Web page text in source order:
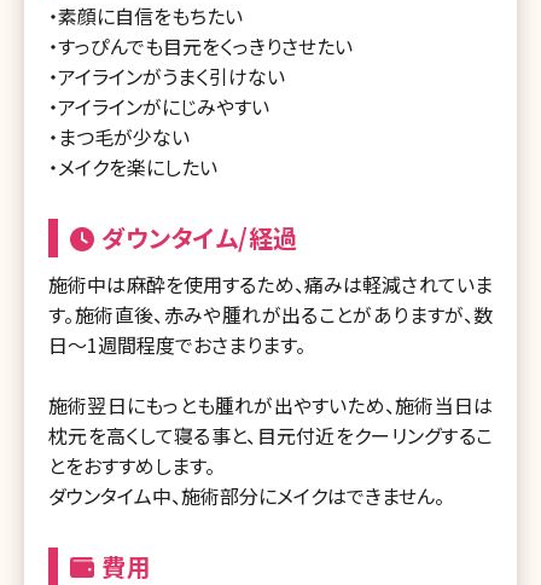
・素顔に自信をもちたい
・すっぴんでも目元をくっきりさせたい
・アイラインがうまく引けない
・アイラインがにじみやすい
・まつ毛が少ない
・メイクを楽にしたい
ダウンタイム/経過
施術中は麻酔を使用するため、痛みは軽減されていま
す。施術直後、赤みや腫れが出ることがありますが、数
日～1週間程度でおさまります。
施術翌日にもっとも腫れが出やすいため、施術当日は
枕元を高くして寝る事と、目元付近をクーリングするこ
とをおすすめします。
ダウンタイム中、施術部分にメイクはできません。
費用